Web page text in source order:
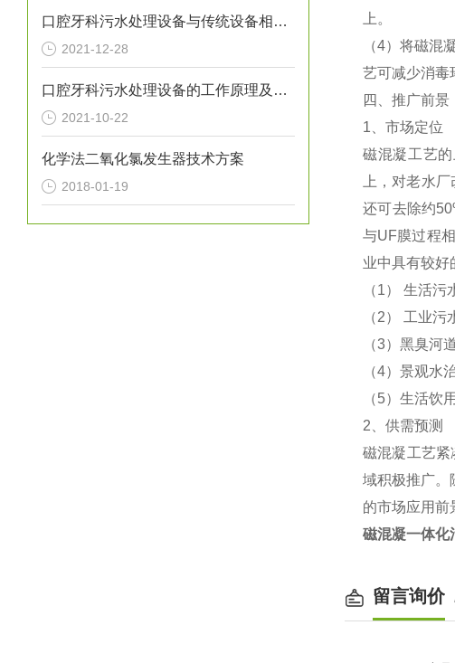
口腔牙科污水处理设备与传统设备相比的优势介绍
2021-12-28
口腔牙科污水处理设备的工作原理及出故障时需采取的措施介绍
2021-10-22
化学法二氧化氯发生器技术方案
2018-01-19
上。
（4）将磁混
艺可减少消毒
四、推广前景
1、市场定位
磁混凝工艺
上，对老水
还可去除约
与UF膜过程
业中具有较好
（1） 生活
（2） 工业
（3）黑臭河
（4）景观水
（5）生活饮
2、供需预测
磁混凝工艺
域积极推广。
的市场应用前
磁混凝一体化
留言询价